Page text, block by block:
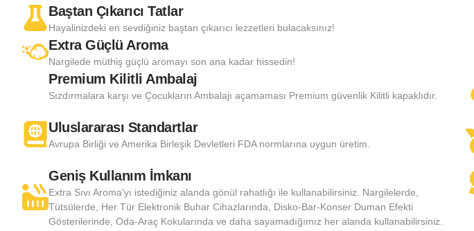
Baştan Çıkarıcı Tatlar
Hayalinizdeki en sevdiğiniz baştan çıkarıcı lezzetleri bulacaksınız!
Extra Güçlü Aroma
Nargilede müthiş güçlü aromayı son ana kadar hissedin!
Premium Kilitli Ambalaj
Sızdırmalara karşı ve Çocukların Ambalajı açamaması Premium güvenlik Kilitli kapaklıdır.
Uluslararası Standartlar
Avrupa Birliği ve Amerika Birleşik Devletleri FDA normlarına uygun üretim.
Geniş Kullanım İmkanı
Extra Sıvı Aroma'yı istediğiniz alanda gönül rahatlığı ile kullanabilirsiniz. Nargilelerde,
Tütsülerde, Her Tür Elektronik Buhar Cihazlarında, Disko-Bar-Konser Duman Efekti
Gösterilerinde, Oda-Araç Kokularında ve daha sayamadığımız her alanda kullanabilirsiniz.